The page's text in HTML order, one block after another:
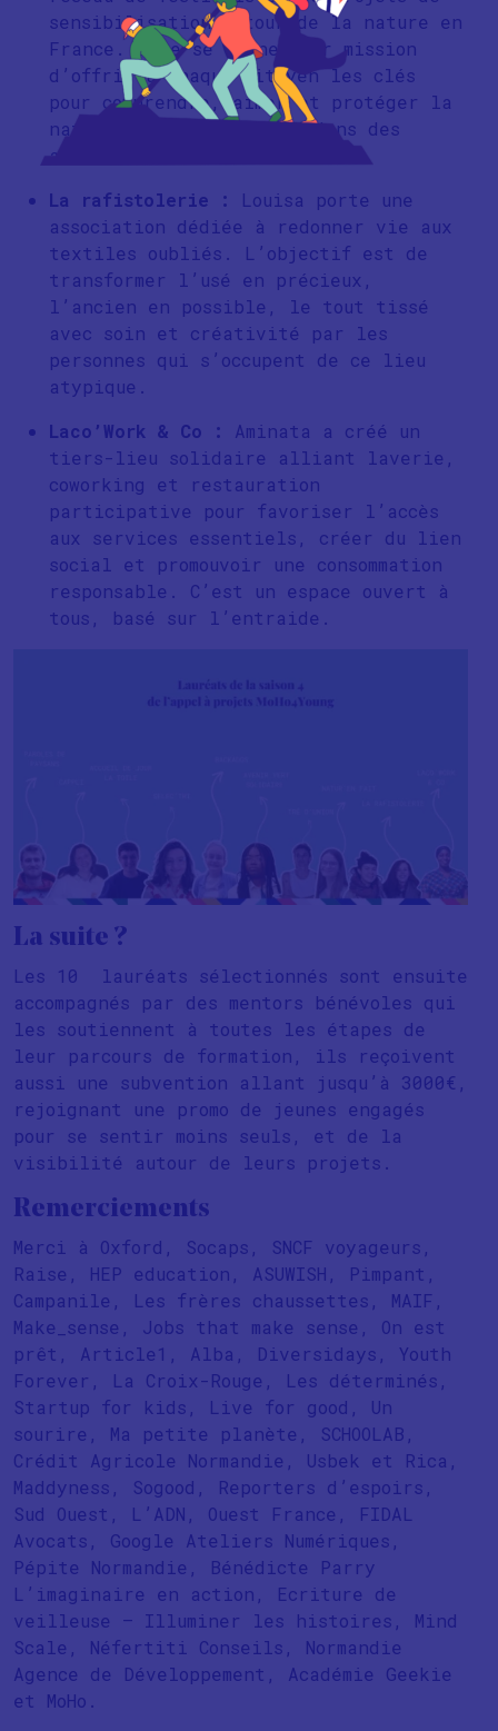
sensibilisation autour de la nature en
France. Elle se donne pour mission
d’offrir à chaque citoyen les clés
pour comprendre, aimer et protéger la
nature en les engageant dans des
activités interactives.
La rafistolerie :
Louisa porte une
association dédiée à redonner vie aux
textiles oubliés. L’objectif est de
transformer l’usé en précieux,
l’ancien en possible, le tout tissé
avec soin et créativité par les
personnes qui s’occupent de ce lieu
atypique.
Laco’Work & Co :
Aminata a créé un
tiers-lieu solidaire alliant laverie,
coworking et restauration
participative pour favoriser l’accès
aux services essentiels, créer du lien
social et promouvoir une consommation
responsable. C’est un espace ouvert à
tous, basé sur l’entraide.
La suite ?
Les 10 lauréats sélectionnés sont ensuite
accompagnés par des mentors bénévoles qui
les soutiennent à toutes les étapes de
leur parcours de formation, ils reçoivent
aussi une subvention allant jusqu’à 3000€,
rejoignant une promo de jeunes engagés
pour se sentir moins seuls, et de la
visibilité autour de leurs projets.
Remerciements
Merci à Oxford, Socaps, SNCF voyageurs,
Raise, HEP education, ASUWISH, Pimpant,
Campanile, Les frères chaussettes, MAIF,
Make_sense, Jobs that make sense, On est
prêt, Article1, Alba, Diversidays, Youth
Forever, La Croix-Rouge, Les déterminés,
Startup for kids, Live for good, Un
sourire, Ma petite planète, SCHOOLAB,
Crédit Agricole Normandie, Usbek et Rica,
Maddyness, Sogood, Reporters d’espoirs,
Sud Ouest, L’ADN, Ouest France, FIDAL
Avocats, Google Ateliers Numériques,
Pépite Normandie, Bénédicte Parry
L’imaginaire en action, Ecriture de
veilleuse – Illuminer les histoires, Mind
Scale, Néfertiti Conseils, Normandie
Agence de Développement, Académie Geekie
et MoHo.